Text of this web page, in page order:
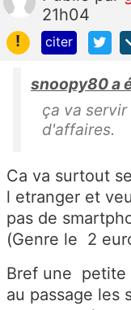
21h04
!
citer
snoopy80 a
ça va
d'affaires.
Ca va surtout
l etranger et
pas de
(Genre le 2
Bref une petite
au passage les